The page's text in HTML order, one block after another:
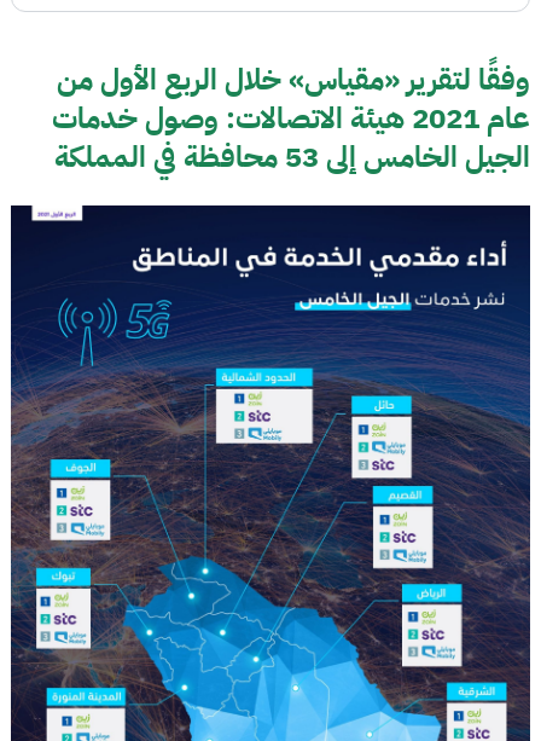
وفقًا لتقرير «مقياس» خلال الربع الأول من
عام 2021 هيئة الاتصالات: وصول خدمات
الجيل الخامس إلى 53 محافظة في المملكة